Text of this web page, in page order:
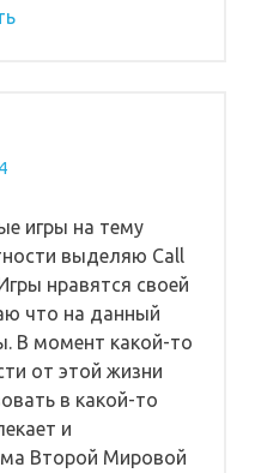
игры на тему
выделяю Call
нравятся своей
что на данный
В момент какой-то
от этой жизни
в какой-то
и
Второй Мировой